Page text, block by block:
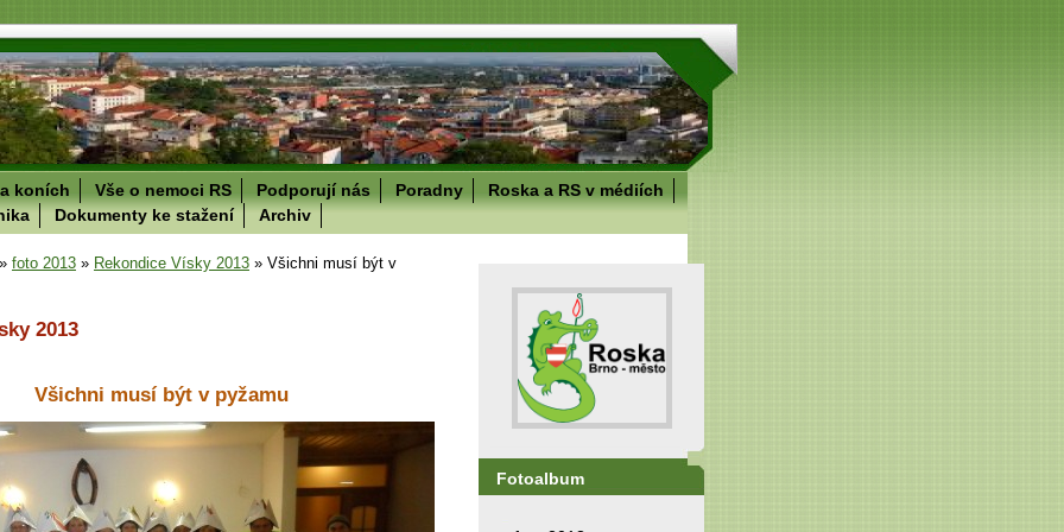
koních Vše o nemoci RS Podporují nás Poradny
Roska a RS v médiích
Dokumenty ke stažení Archiv
foto 2013 » Rekondice Vísky 2013 » Všichni musí být v
2013
Všichni musí být v pyžamu
Fotoalbum